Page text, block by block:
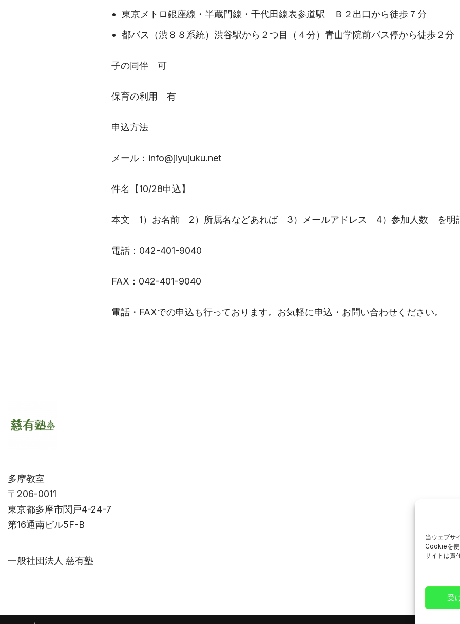
当ウェブサ
Cookieを使
サイトは責
受
東京メトロ銀座線・半蔵門線・千代田線表参道駅 Ｂ２出口から徒歩７分
都バス（渋８８系統）渋谷駅から２つ目（４分）青山学院前バス停から徒歩２分
子の同伴 可
保育の利用 有
申込方法
メール：info@jiyujuku.net
件名【10/28申込】
本文 1）お名前 2）所属名などあれば 3）メールアドレス 4）参加人数 を明
電話：042-401-9040
FAX：042-401-9040
電話・FAXでの申込も行っております。お気軽に申込・お問い合わせください。
多摩教室
〒206-0011
東京都多摩市関戸4-24-7
第16通南ビル5F-B
一般社団法人 慈有塾